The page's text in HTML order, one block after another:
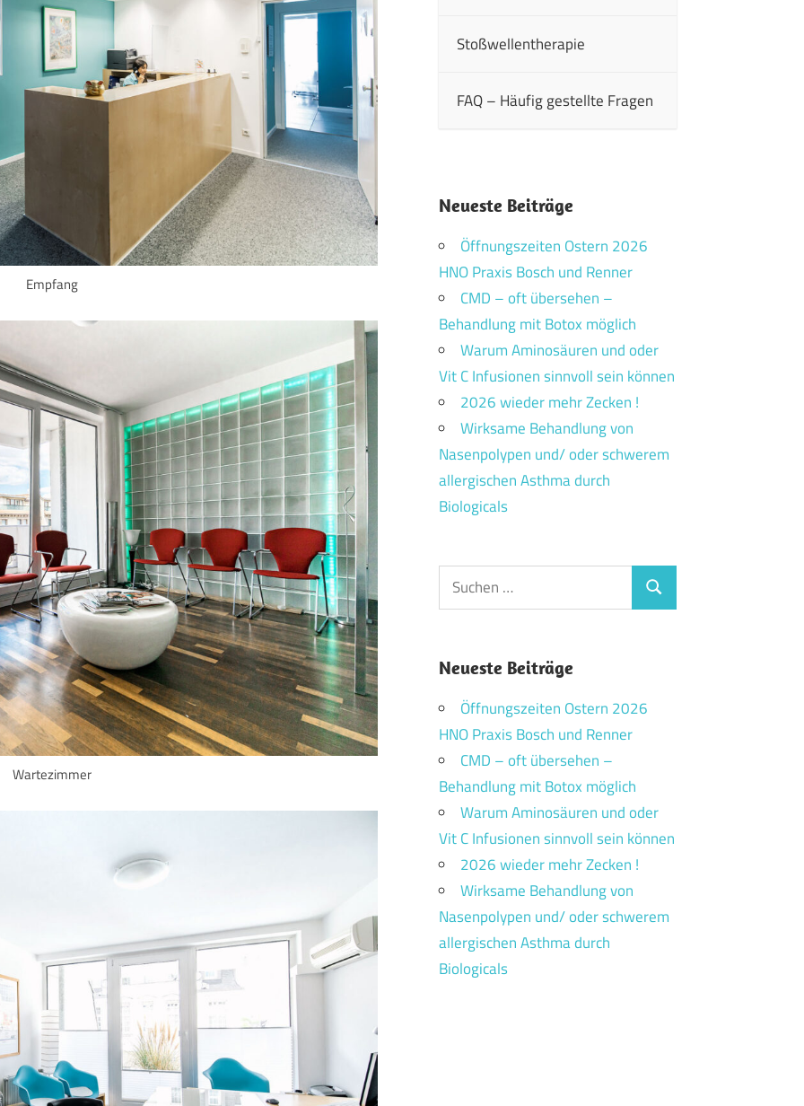
Empfang
Wartezimmer
Stoßwellentherapie
FAQ – Häufig gestellte Fragen
Neueste Beiträge
Öffnungszeiten Ostern 2026
HNO Praxis Bosch und Renner
CMD – oft übersehen –
Behandlung mit Botox möglich
Warum Aminosäuren und oder
Vit C Infusionen sinnvoll sein können
2026 wieder mehr Zecken !
Wirksame Behandlung von
Nasenpolypen und/ oder schwerem
allergischen Asthma durch
Biologicals
Suchen
nach:
Suchen
Neueste Beiträge
Öffnungszeiten Ostern 2026
HNO Praxis Bosch und Renner
CMD – oft übersehen –
Behandlung mit Botox möglich
Warum Aminosäuren und oder
Vit C Infusionen sinnvoll sein können
2026 wieder mehr Zecken !
Wirksame Behandlung von
Nasenpolypen und/ oder schwerem
allergischen Asthma durch
Biologicals